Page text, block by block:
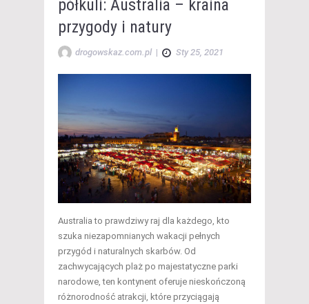
półkuli: Australia – kraina
przygody i natury
drogowskaz.com.pl | Sty 25, 2021
Australia to prawdziwy raj dla każdego, kto
szuka niezapomnianych wakacji pełnych
przygód i naturalnych skarbów. Od
zachwycających plaż po majestatyczne parki
narodowe, ten kontynent oferuje nieskończoną
różnorodność atrakcji, które przyciągają